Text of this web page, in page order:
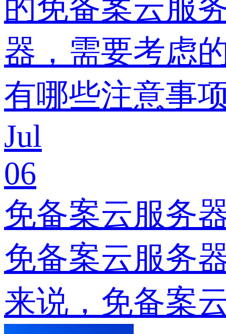
的免备案云服
器，需要考虑
有哪些注意事
Jul
06
免备案云服务
免备案云服务
来说，免备案